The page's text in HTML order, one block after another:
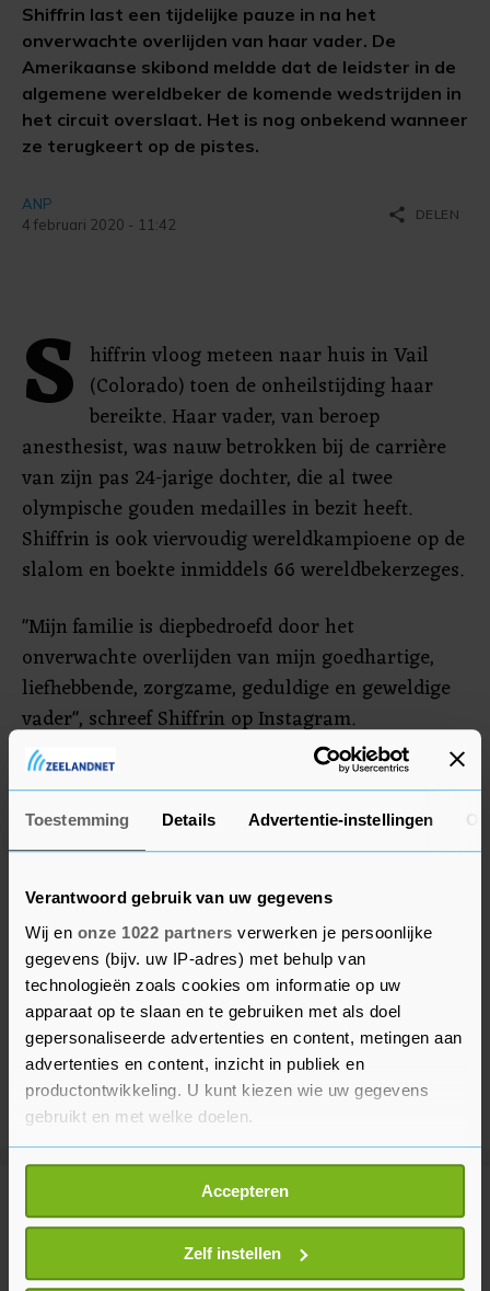
Toestemming Details Advertentie-instellingen
Verantwoord gebruik van uw gegevens
Wij en onze 1022 partners verwerken je persoonlijke
gegevens (bijv. uw IP-adres) met behulp van
technologieën zoals cookies om informatie op uw
apparaat op te slaan en te gebruiken met als doel
gepersonaliseerde advertenties en content, metingen aan
advertenties en content, inzicht in publiek en
productontwikkeling. U kunt kiezen wie uw gegevens
gebruikt en met welke doelen.
Als u het toestaat, willen we ook graag:
Informatie verzamelen over uw geografische
locatie, die tot een paar meter nauwkeurig kan zijn
Uw apparaat identificeren door het actief te
scannen op specifieke eigenschappen (fingerprinting)
Accepteren
Zelf instellen
Shiffrin last een tijdelijke pauze in na het
onverwachte overlijden van haar vader. De
Amerikaanse skibond meldde dat de leidster in de
algemene wereldbeker de komende wedstrijden in
het circuit overslaat. Het is nog onbekend wanneer
ze terugkeert op de pistes.
ANP
4 februari 2020 - 11:42
share DELEN
S hiffrin vloog meteen naar huis in Vail
(Colorado) toen de onheilstijding haar
bereikte. Haar vader, van beroep
anesthesist, was nauw betrokken bij de carrière
van zijn pas 24-jarige dochter, die al twee
olympische gouden medailles in bezit heeft.
Shiffrin is ook viervoudig wereldkampioene op de
slalom en boekte inmiddels 66 wereldbekerzeges.
"Mijn familie is diepbedroefd door het
onverwachte overlijden van mijn goedhartige,
liefhebbende, zorgzame, geduldige en geweldige
vader", schreef Shiffrin op Instagram.
Meer uit Sport
Strijd om WK wielrennen in 2032